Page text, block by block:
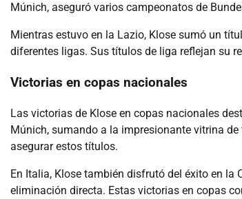
Múnich, aseguró varios campeonatos de
Mientras estuvo en la Lazio, Klose sumó un
diferentes ligas. Sus títulos de liga reflejan su
Victorias en copas nacionales
Las victorias de Klose en copas nacionales
Múnich, sumando a la impresionante vitrina
asegurar estos títulos.
En Italia, Klose también disfrutó del éxito en
eliminación directa. Estas victorias en copas